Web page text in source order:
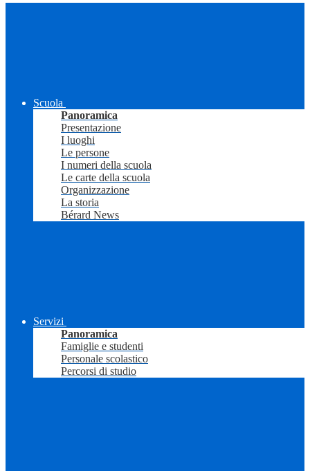
Scuola
Panoramica
Presentazione
I luoghi
Le persone
I numeri della scuola
Le carte della scuola
Organizzazione
La storia
Bérard News
Servizi
Panoramica
Famiglie e studenti
Personale scolastico
Percorsi di studio